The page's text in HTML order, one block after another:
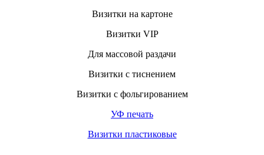
Визитки на картоне
Визитки VIP
Для массовой раздачи
Визитки с тиснением
Визитки с фольгированием
УФ печать
Визитки пластиковые